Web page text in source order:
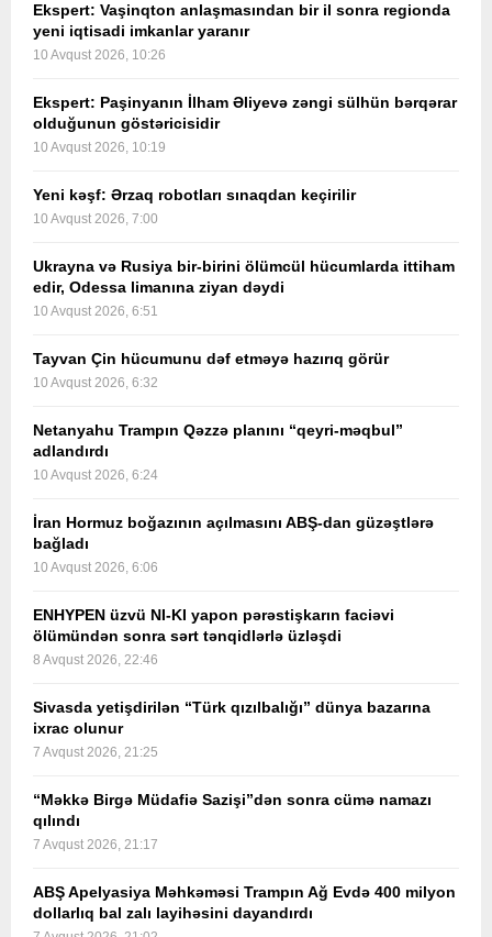
Ekspert: Vaşinqton anlaşmasından bir il sonra regionda
yeni iqtisadi imkanlar yaranır
10 Avqust 2026, 10:26
Ekspert: Paşinyanın İlham Əliyevə zəngi sülhün bərqərar
olduğunun göstəricisidir
10 Avqust 2026, 10:19
Yeni kəşf: Ərzaq robotları sınaqdan keçirilir
10 Avqust 2026, 7:00
Ukrayna və Rusiya bir-birini ölümcül hücumlarda ittiham
edir, Odessa limanına ziyan dəydi
10 Avqust 2026, 6:51
Tayvan Çin hücumunu dəf etməyə hazırıq görür
10 Avqust 2026, 6:32
Netanyahu Trampın Qəzzə planını “qeyri-məqbul”
adlandırdı
10 Avqust 2026, 6:24
İran Hormuz boğazının açılmasını ABŞ-dan güzəştlərə
bağladı
10 Avqust 2026, 6:06
ENHYPEN üzvü NI-KI yapon pərəstişkarın faciəvi
ölümündən sonra sərt tənqidlərlə üzləşdi
8 Avqust 2026, 22:46
Sivasda yetişdirilən “Türk qızılbalığı” dünya bazarına
ixrac olunur
7 Avqust 2026, 21:25
“Məkkə Birgə Müdafiə Sazişi”dən sonra cümə namazı
qılındı
7 Avqust 2026, 21:17
ABŞ Apelyasiya Məhkəməsi Trampın Ağ Evdə 400 milyon
dollarlıq bal zalı layihəsini dayandırdı